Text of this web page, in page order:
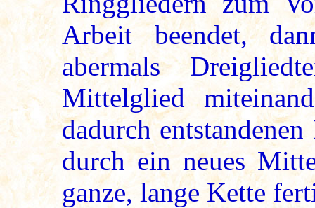
Arbeit beendet,
abermals
Mittelglied
dadurch
durch ein neues
ganze, lange Kette